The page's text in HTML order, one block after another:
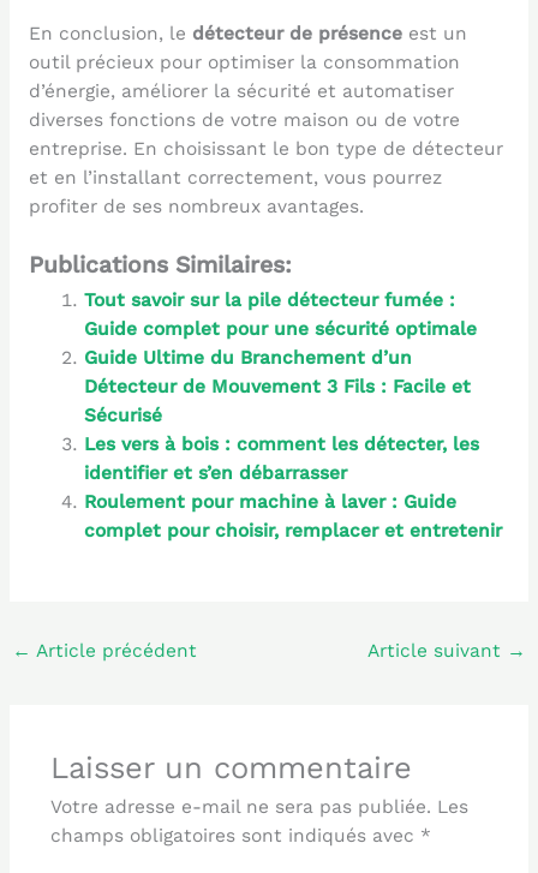
En conclusion, le détecteur de présenceest un
outil précieux pour optimiser la consommation
d’énergie, améliorer la sécurité et automatiser
diverses fonctions de votre maison ou de votre
entreprise. En choisissant le bon type de détecteur
et en l’installant correctement, vous pourrez
profiter de ses nombreux avantages.
Publications Similaires:
Tout savoir sur la pile détecteur fumée :
Guide complet pour une sécurité optimale
Guide Ultime du Branchement d’un
Détecteur de Mouvement 3 Fils : Facile et
Sécurisé
Les vers à bois : comment les détecter, les
identifier et s’en débarrasser
Roulement pour machine à laver : Guide
complet pour choisir, remplacer et entretenir
← Article précédent Article suivant →
Laisser un commentaire
Votre adresse e-mail ne sera pas publiée. Les
champs obligatoires sont indiqués avec *